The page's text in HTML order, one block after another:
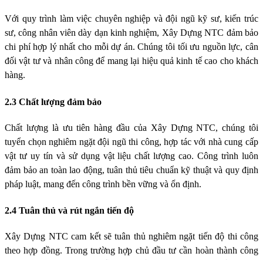
Với quy trình làm việc chuyên nghiệp và đội ngũ kỹ sư, kiến trúc
sư, công nhân viên dày dạn kinh nghiệm, Xây Dựng NTC đảm bảo
chi phí hợp lý nhất cho mỗi dự án. Chúng tôi tối ưu nguồn lực, cân
đối vật tư và nhân công để mang lại hiệu quả kinh tế cao cho khách
hàng.
2.3 Chất lượng đảm bảo
Chất lượng là ưu tiên hàng đầu của Xây Dựng NTC, chúng tôi
tuyển chọn nghiêm ngặt đội ngũ thi công, hợp tác với nhà cung cấp
vật tư uy tín và sử dụng vật liệu chất lượng cao. Công trình luôn
đảm bảo an toàn lao động, tuân thủ tiêu chuẩn kỹ thuật và quy định
pháp luật, mang đến công trình bền vững và ổn định.
2.4 Tuân thủ và rút ngắn tiến độ
Xây Dựng NTC cam kết sẽ tuân thủ nghiêm ngặt tiến độ thi công
theo hợp đồng. Trong trường hợp chủ đầu tư cần hoàn thành công